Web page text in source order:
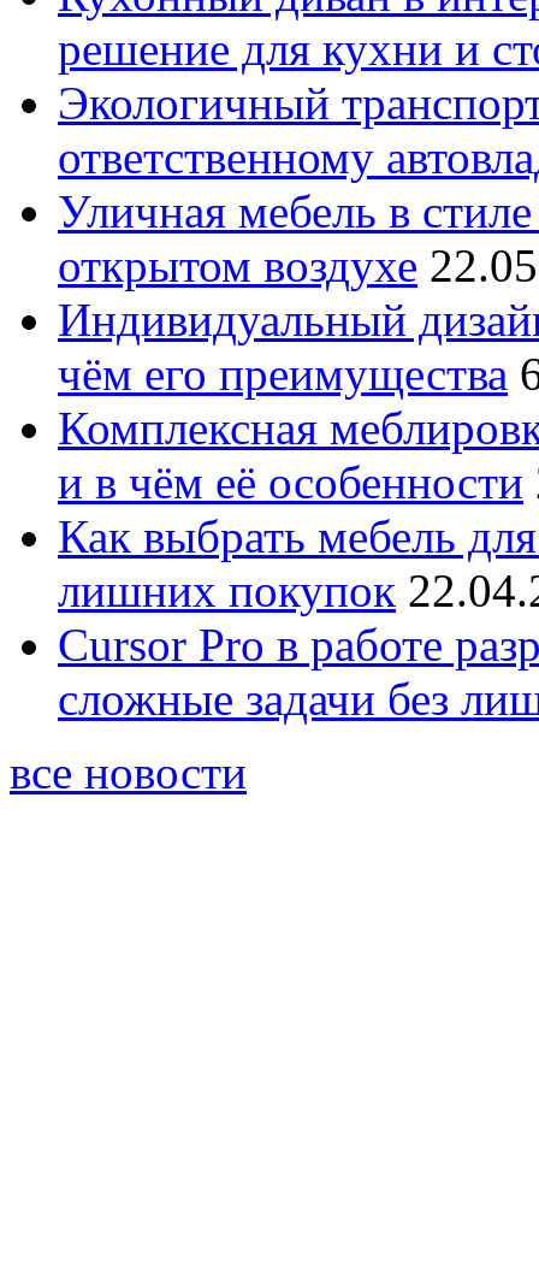
решение для кухни и
Экологичный
ответственному
Уличная мебель в
открытом воздухе
Индивидуальный
чём его преимущества
Комплексная
и в чём её особенности
Как выбрать мебель
лишних покупок
Cursor Pro в работе
сложные задачи без
все новости